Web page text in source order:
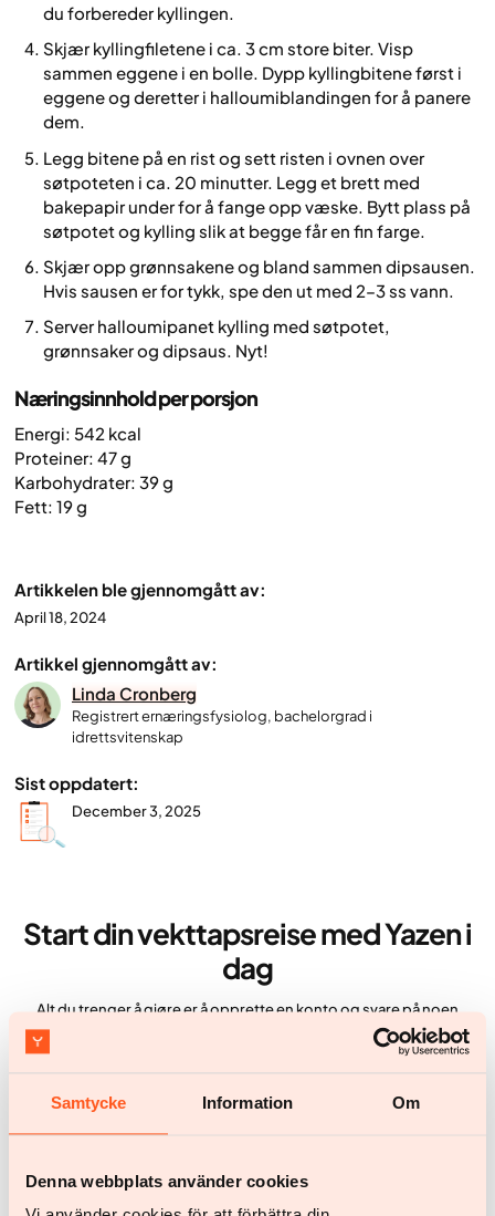
Samtycke Information Om
Denna webbplats använder cookies
du forbereder kyllingen.
Skjær kyllingfiletene i ca. 3 cm store biter. Visp
sammen eggene i en bolle. Dypp kyllingbitene først i
eggene og deretter i halloumiblandingen for å panere
dem.
Legg bitene på en rist og sett risten i ovnen over
søtpoteten i ca. 20 minutter. Legg et brett med
bakepapir under for å fange opp væske. Bytt plass på
søtpotet og kylling slik at begge får en fin farge.
Skjær opp grønnsakene og bland sammen dipsausen.
Hvis sausen er for tykk, spe den ut med 2–3 ss vann.
Server halloumipanet kylling med søtpotet,
grønnsaker og dipsaus. Nyt!
Næringsinnhold per porsjon
Energi: 542 kcal
Proteiner: 47 g
Karbohydrater: 39 g
Fett: 19 g
Artikkelen ble gjennomgått av:
April 18, 2024
Artikkel gjennomgått av:
Linda Cronberg
Registrert ernæringsfysiolog, bachelorgrad i
idrettsvitenskap
Sist oppdatert:
December 3, 2025
Start din vekttapsreise med Yazen i
dag
Alt du trenger å gjøre er å opprette en konto og svare på noen
Kom i gang
Flere artikler